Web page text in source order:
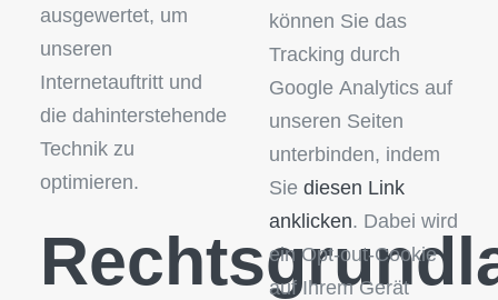
ausgewertet, um
unseren
Internetauftritt und
die dahinterstehende
Technik zu
optimieren.
können Sie das
Tracking durch
Google Analytics auf
unseren Seiten
unterbinden, indem
Sie diesen Link
anklicken. Dabei wird
ein Opt-out-Cookie
auf Ihrem Gerät